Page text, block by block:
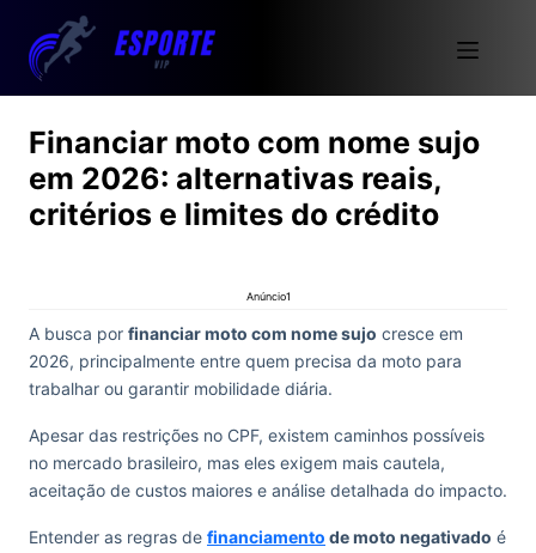
Financiar moto com nome sujo
em 2026: alternativas reais,
critérios e limites do crédito
Anúncio1
A busca por financiar moto com nome sujo cresce em
2026, principalmente entre quem precisa da moto para
trabalhar ou garantir mobilidade diária.
Apesar das restrições no CPF, existem caminhos possíveis
no mercado brasileiro, mas eles exigem mais cautela,
aceitação de custos maiores e análise detalhada do impacto.
Entender as regras de financiamento de moto negativado é